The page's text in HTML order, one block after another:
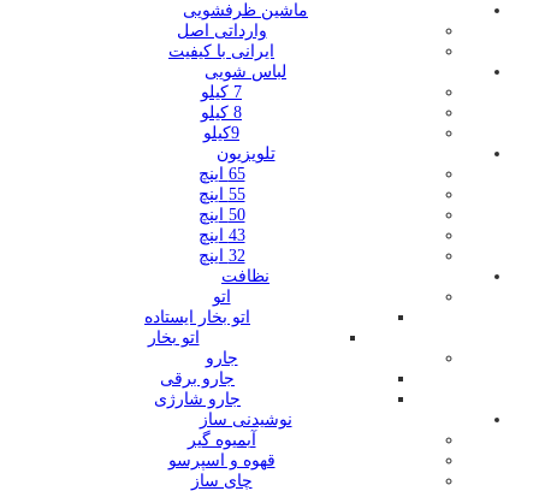
ماشین ظرفشویی
وارداتی اصل
ایرانی با کیفیت
لباس شویی
7 کیلو
8 کیلو
9کیلو
تلویزیون
65 اینچ
55 اینچ
50 اینچ
43 اینچ
32 اینچ
نظافت
اتو
اتو بخار ایستاده
اتو بخار
جارو
جارو برقی
جارو شارژی
نوشیدنی ساز
آبمیوه گیر
قهوه و اسپرسو
چای ساز